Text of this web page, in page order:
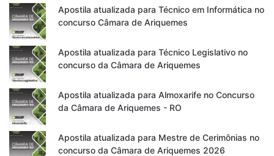
Apostila atualizada para Técnico em Informática no
concurso Câmara de Ariquemes
Apostila atualizada para Técnico Legislativo no
concurso da Câmara de Ariquemes
Apostila atualizada para Almoxarife no Concurso
da Câmara de Ariquemes - RO
Apostila atualizada para Mestre de Cerimônias no
concurso da Câmara de Ariquemes 2026